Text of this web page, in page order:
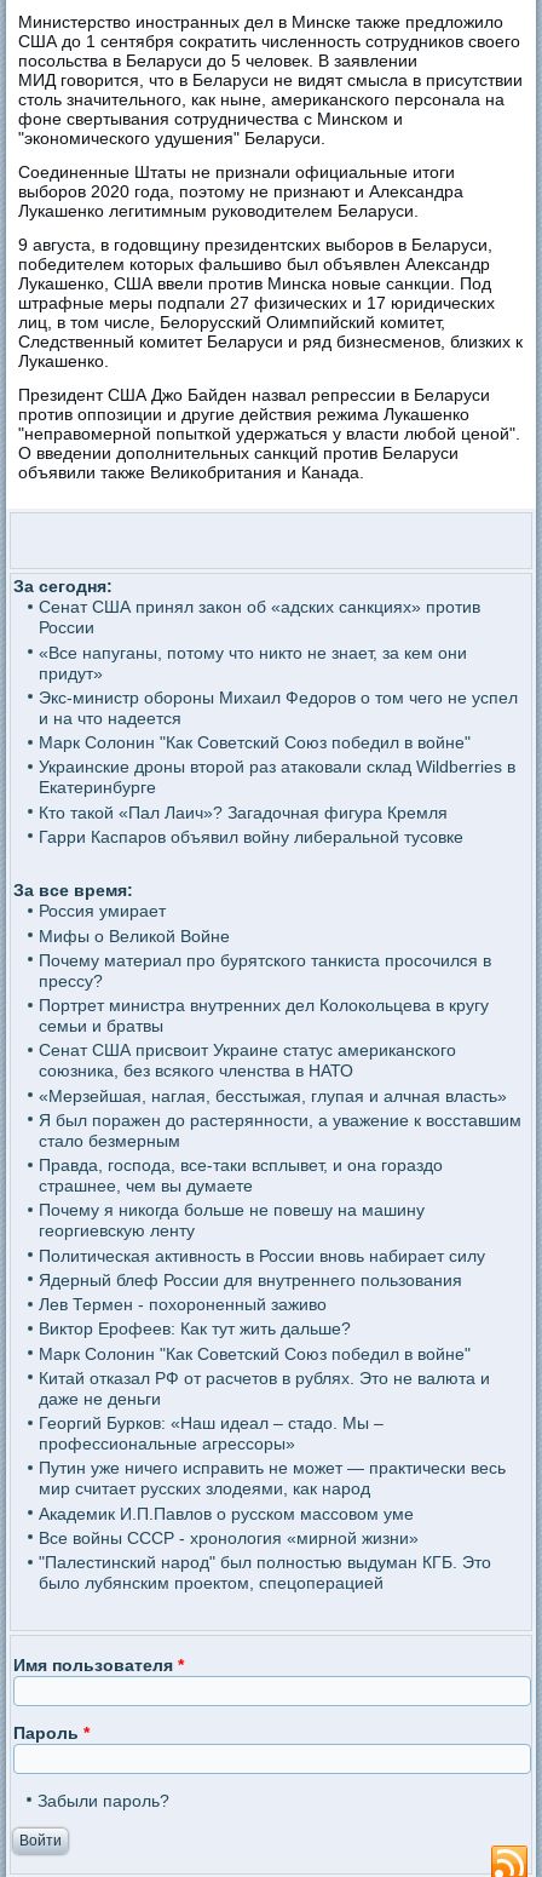
Министерство иностранных дел в Минске также предложило
США до 1 сентября сократить численность сотрудников своего
посольства в Беларуси до 5 человек. В заявлении
МИД говорится, что в Беларуси не видят смысла в присутствии
столь значительного, как ныне, американского персонала на
фоне свертывания сотрудничества с Минском и
"экономического удушения" Беларуси.
Соединенные Штаты не признали официальные итоги
выборов 2020 года, поэтому не признают и Александра
Лукашенко легитимным руководителем Беларуси.
9 августа, в годовщину президентских выборов в Беларуси,
победителем которых фальшиво был объявлен Александр
Лукашенко, США ввели против Минска новые санкции. Под
штрафные меры подпали 27 физических и 17 юридических
лиц, в том числе, Белорусский Олимпийский комитет,
Следственный комитет Беларуси и ряд бизнесменов, близких к
Лукашенко.
Президент США Джо Байден назвал репрессии в Беларуси
против оппозиции и другие действия режима Лукашенко
"неправомерной попыткой удержаться у власти любой ценой".
О введении дополнительных санкций против Беларуси
объявили также Великобритания и Канада.
За сегодня:
Сенат США принял закон об «адских санкциях» против
России
«Все напуганы, потому что никто не знает, за кем они
придут»
Экс-министр обороны Михаил Федоров о том чего не успел
и на что надеется
Марк Солонин "Как Советский Союз победил в войне"
Украинские дроны второй раз атаковали склад Wildberries в
Екатеринбурге
Кто такой «Пал Лаич»? Загадочная фигура Кремля
Гарри Каспаров объявил войну либеральной тусовке
За все время:
Россия умирает
Мифы о Великой Войне
Почему материал про бурятского танкиста просочился в
прессу?
Портрет министра внутренних дел Колокольцева в кругу
семьи и братвы
Сенат США присвоит Украине статус американского
союзника, без всякого членства в НАТО
«Мерзейшая, наглая, бесстыжая, глупая и алчная власть»
Я был поражен до растерянности, а уважение к восставшим
стало безмерным
Правда, господа, все-таки всплывет, и она гораздо
страшнее, чем вы думаете
Почему я никогда больше не повешу на машину
георгиевскую ленту
Политическая активность в России вновь набирает силу
Ядерный блеф России для внутреннего пользования
Лев Термен - похороненный заживо
Виктор Ерофеев: Как тут жить дальше?
Марк Солонин "Как Советский Союз победил в войне"
Китай отказал РФ от расчетов в рублях. Это не валюта и
даже не деньги
Георгий Бурков: «Наш идеал – стадо. Мы –
профессиональные агрессоры»
Путин уже ничего исправить не может — практически весь
мир считает русских злодеями, как народ
Академик И.П.Павлов о русском массовом уме
Все войны СССР - хронология «мирной жизни»
"Палестинский народ" был полностью выдуман КГБ. Это
было лубянским проектом, спецоперацией
Имя пользователя*
Пароль*
Забыли пароль?